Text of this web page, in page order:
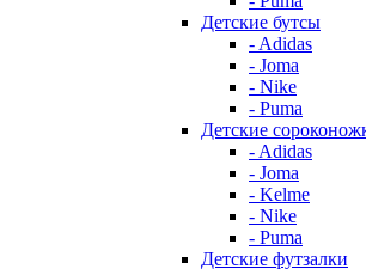
Детские бутсы
- Adidas
- Joma
- Nike
- Puma
Детские
- Adidas
- Joma
- Kelme
- Nike
- Puma
Детские футзалки